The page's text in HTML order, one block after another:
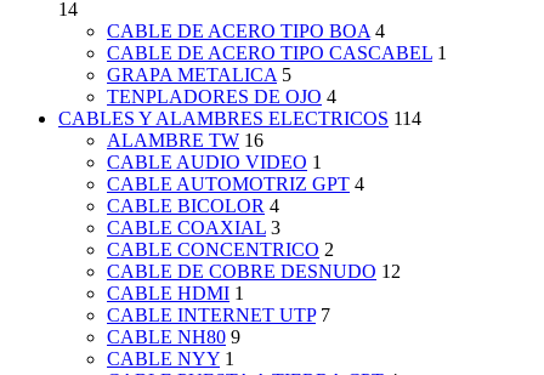
14
CABLE DE ACERO TIPO BOA 4
CABLE DE ACERO TIPO CASCABEL 1
GRAPA METALICA 5
TENPLADORES DE OJO 4
CABLES Y ALAMBRES ELECTRICOS 114
ALAMBRE TW 16
CABLE AUDIO VIDEO 1
CABLE AUTOMOTRIZ GPT 4
CABLE BICOLOR 4
CABLE COAXIAL 3
CABLE CONCENTRICO 2
CABLE DE COBRE DESNUDO 12
CABLE HDMI 1
CABLE INTERNET UTP 7
CABLE NH80 9
CABLE NYY 1